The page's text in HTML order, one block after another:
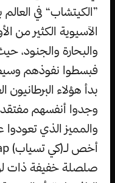
”الكيتشاب“ في
الآسيوية الكثير من
والبحارة والجنود،
فبسطوا نفوذهم
بدأ هؤلاء البرطانيون
وجدوا أنفسهم
والمميز الذي تعودوا
صلصلة خفيفة ذات